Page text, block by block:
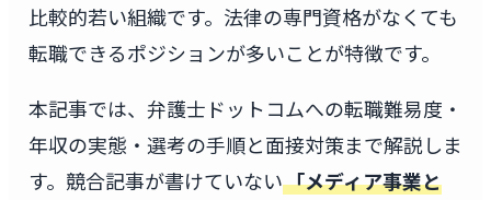
比較的若い組織です。法律の専門資格がなくても
転職できるポジションが多いことが特徴です。
本記事では、弁護士ドットコムへの転職難易度・
年収の実態・選考の手順と面接対策まで解説しま
す。競合記事が書けていない「メディア事業と